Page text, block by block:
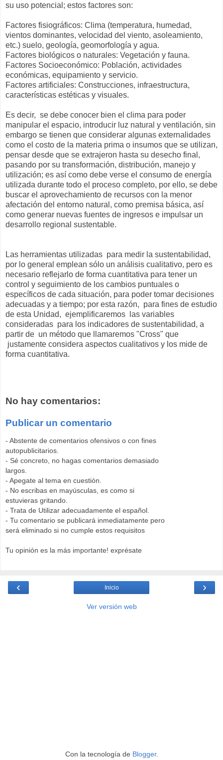
su uso potencial; estos factores son:
Factores fisiográficos: Clima (temperatura, humedad,
vientos dominantes, velocidad del viento, asoleamiento,
etc.) suelo, geología, geomorfología y agua.
Factores biológicos o naturales: Vegetación y fauna.
Factores Socioeconómico: Población, actividades
económicas, equipamiento y servicio.
Factores artificiales: Construcciones, infraestructura,
características estéticas y visuales.
Es decir, se debe conocer bien el clima para poder
manipular el espacio, introducir luz natural y ventilación, sin
embargo se tienen que considerar algunas externalidades
como el costo de la materia prima o insumos que se utilizan,
pensar desde que se extrajeron hasta su desecho final,
pasando por su transformación, distribución, manejo y
utilización; es así como debe verse el consumo de energía
utilizada durante todo el proceso completo, por ello, se debe
buscar el aprovechamiento de recursos con la menor
afectación del entorno natural, como premisa básica, así
como generar nuevas fuentes de ingresos e impulsar un
desarrollo regional sustentable.
Las herramientas utilizadas para medir la sustentabilidad,
por lo general emplean sólo un análisis cualitativo, pero es
necesario reflejarlo de forma cuantitativa para tener un
control y seguimiento de los cambios puntuales o
específicos de cada situación, para poder tomar decisiones
adecuadas y a tiempo; por esta razón, para fines de estudio
de esta Unidad, ejemplificaremos las variables
consideradas para los indicadores de sustentabilidad, a
partir de un método que llamaremos "Cross" que
justamente considera aspectos cualitativos y los mide de
forma cuantitativa.
No hay comentarios:
Publicar un comentario
- Abstente de comentarios ofensivos o con fines
autopublicitarios.
- Sé concreto, no hagas comentarios demasiado
largos.
- Apegate al tema en cuestión.
- No escribas en mayúsculas, es como si
estuvieras gritando.
- Trata de Utilizar adecuadamente el español.
- Tu comentario se publicará inmediatamente pero
será eliminado si no cumple estos requisitos
Tu opinión es la más importante! exprésate
‹ ›
Inicio
Ver versión web
Con la tecnología de Blogger.